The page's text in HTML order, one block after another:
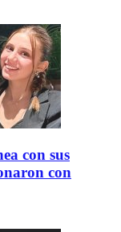
con sus
con